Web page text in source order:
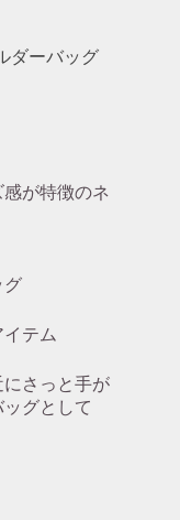
ダーバッグ
が特徴のネ
グ
テム
さっと手が
グとして